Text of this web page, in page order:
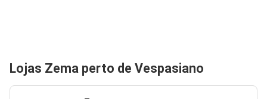
Lojas Zema perto de Vespasiano